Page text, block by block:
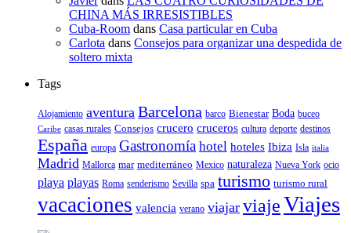
CHINA MÁS IRRESISTIBLES
Cuba-Room dans Casa particular en Cuba
Carlota dans Consejos para organizar una despedida de
soltero mixta
Tags
Alojamiento aventura Barcelona barco Bienestar Boda buceo
Caribe casas rurales Consejos crucero cruceros cultura deporte destinos
España europa Gastronomía hotel hoteles Ibiza Isla italia
Madrid Mallorca mar mediterráneo Mexico naturaleza Nueva York ocio
playa playas Roma senderismo Sevilla spa turismo turismo rural
vacaciones valencia verano viajar viajeViajes